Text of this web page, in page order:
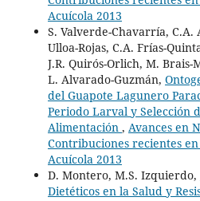
Acuícola 2013
S. Valverde-Chavarría, C.A.
Ulloa-Rojas, C.A. Frías-
J.R. Quirós-Orlich, M. Brais-
L. Alvarado-Guzmán,
del Guapote Lagunero
Periodo Larval y Selección
Alimentación , Avances en
Contribuciones recientes
Acuícola 2013
D. Montero, M.S. Izquierdo,
Dietéticos en la Salud y